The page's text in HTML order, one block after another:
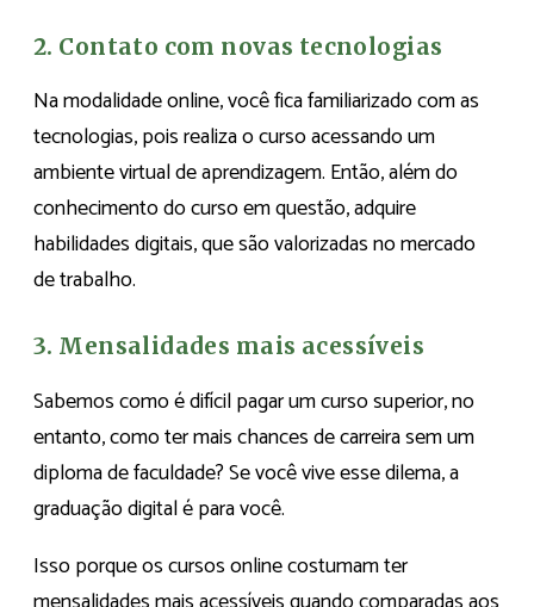
2. Contato com novas tecnologias
Na modalidade online, você fica familiarizado com as
tecnologias, pois realiza o curso acessando um
ambiente virtual de aprendizagem. Então, além do
conhecimento do curso em questão, adquire
habilidades digitais, que são valorizadas no mercado
de trabalho.
3. Mensalidades mais acessíveis
Sabemos como é difícil pagar um curso superior, no
entanto, como ter mais chances de carreira sem um
diploma de faculdade? Se você vive esse dilema, a
graduação digital é para você.
Isso porque os cursos online costumam ter